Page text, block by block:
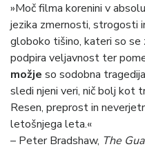
»Moč filma korenini v
jezika zmernosti, strogosti
globoko tišino, kateri so se
podpira veljavnost ter
možje so sodobna
sledi njeni veri, nič bolj kot
Resen, preprost in
letošnjega leta.«
– Peter Bradshaw, The